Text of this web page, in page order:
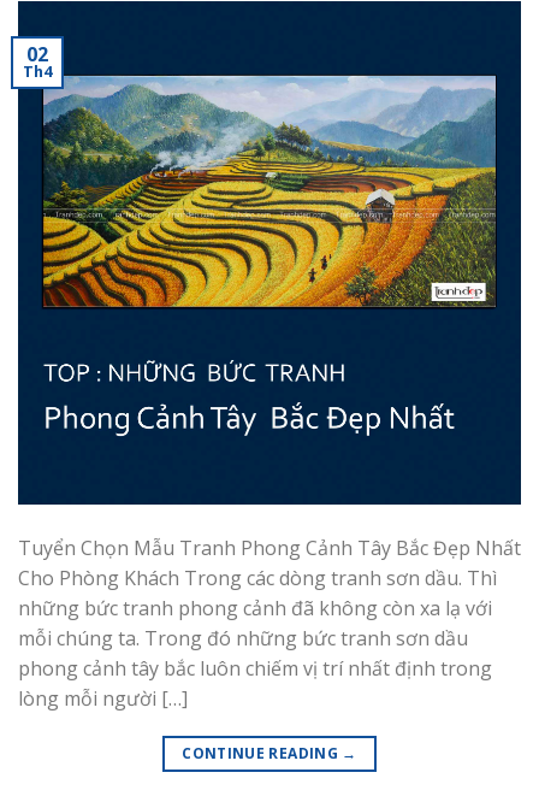
02
Th4
Tuyển Chọn Mẫu Tranh Phong Cảnh Tây Bắc Đẹp Nhất
Cho Phòng Khách Trong các dòng tranh sơn dầu. Thì
những bức tranh phong cảnh đã không còn xa lạ với
mỗi chúng ta. Trong đó những bức tranh sơn dầu
phong cảnh tây bắc luôn chiếm vị trí nhất định trong
lòng mỗi người […]
CONTINUE READING →